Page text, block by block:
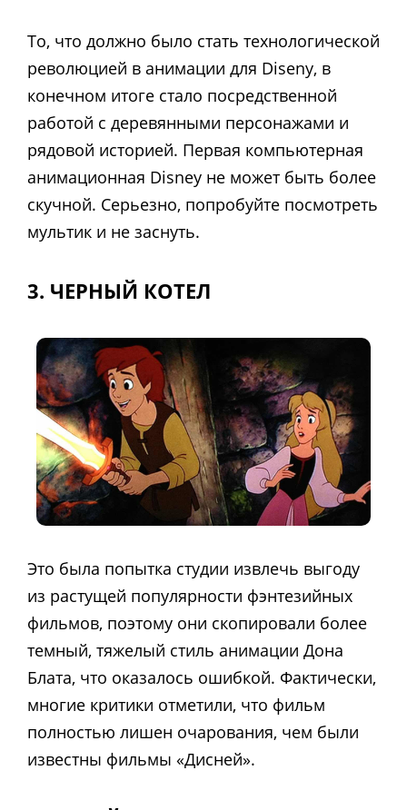
То, что должно было стать технологической
революцией в анимации для Diseny, в
конечном итоге стало посредственной
работой с деревянными персонажами и
рядовой историей. Первая компьютерная
анимационная Disney не может быть более
скучной. Серьезно, попробуйте посмотреть
мультик и не заснуть.
3. ЧЕРНЫЙ КОТЕЛ
Это была попытка студии извлечь выгоду
из растущей популярности фэнтезийных
фильмов, поэтому они скопировали более
темный, тяжелый стиль анимации Дона
Блата, что оказалось ошибкой. Фактически,
многие критики отметили, что фильм
полностью лишен очарования, чем были
известны фильмы «Дисней».